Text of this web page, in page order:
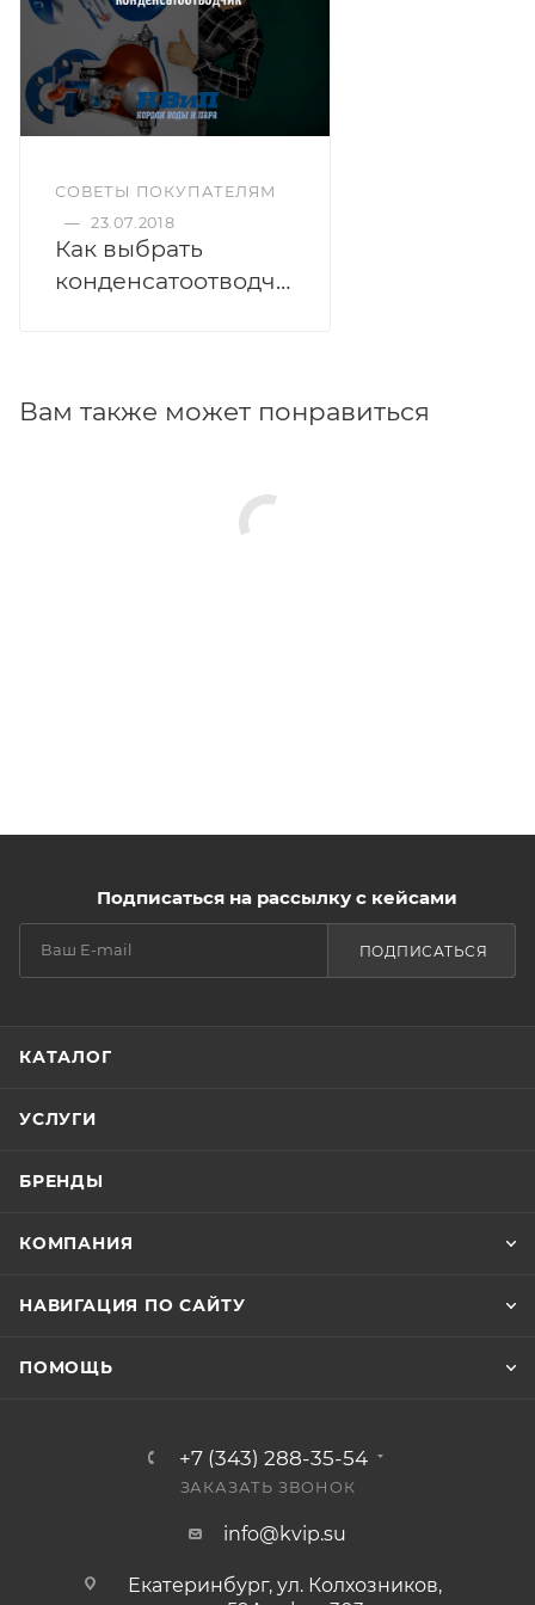
СОВЕТЫ ПОКУПАТЕЛЯМ
— 23.07.2018
Как выбрать
конденсатоотводчик?
Вам также может понравиться
Подписаться на рассылку с кейсами
ПОДПИСАТЬСЯ
КАТАЛОГ
УСЛУГИ
БРЕНДЫ
КОМПАНИЯ
НАВИГАЦИЯ ПО САЙТУ
ПОМОЩЬ
+7 (343) 288-35-54
ЗАКАЗАТЬ ЗВОНОК
info@kvip.su
Екатеринбург, ул. Колхозников,